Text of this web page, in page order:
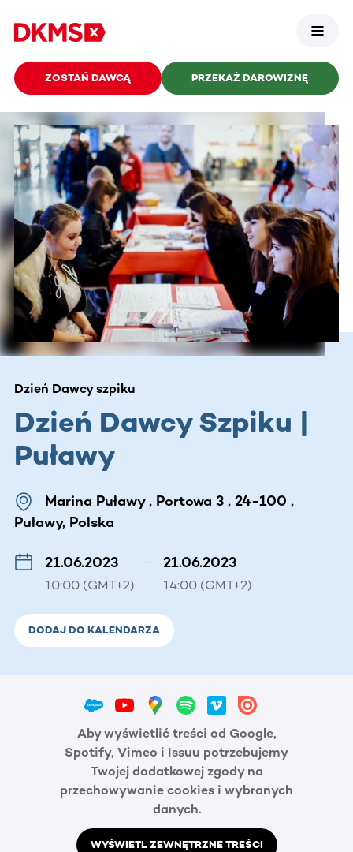
ZOSTAŃ DAWCĄ PRZEKAŻ DAROWIZNĘ
Dzień Dawcy szpiku
Dzień Dawcy Szpiku |
Puławy
Marina Puławy , Portowa 3 , 24-100 ,
Puławy, Polska
21.06.2023
10:00 (GMT+2)
– 21.06.2023
14:00 (GMT+2)
DODAJ DO KALENDARZA
Aby wyświetlić treści od Google,
Spotify, Vimeo i Issuu potrzebujemy
Twojej dodatkowej zgody na
przechowywanie cookies i wybranych
danych.
WYŚWIETL ZEWNĘTRZNE TREŚCI